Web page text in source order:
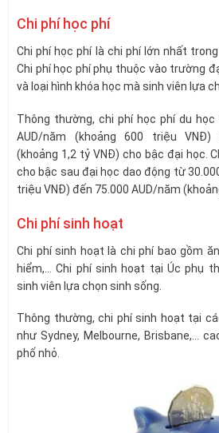
Chi phí học phí
Chi phí học phí là chi phí lớn nhất
Chi phí học phí phụ thuộc vào trường
và loại hình khóa học mà sinh viên lựa
Thông thường, chi phí học phí du
AUD/năm (khoảng 600 triệu VNĐ)
(khoảng 1,2 tỷ VNĐ) cho bậc đại học.
cho bậc sau đại học dao động từ
triệu VNĐ) đến 75.000 AUD/năm
Chi phí sinh hoạt
Chi phí sinh hoạt là chi phí bao gồm
hiểm,… Chi phí sinh hoạt tại Úc phụ
sinh viên lựa chọn sinh sống.
Thông thường, chi phí sinh hoạt tại
như Sydney, Melbourne, Brisbane,…
phố nhỏ.